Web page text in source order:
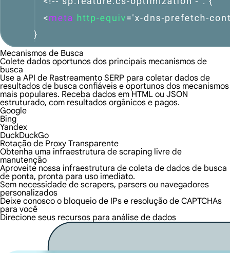
Mecanismos de Busca
Colete dados oportunos dos principais mecanismos de
busca
Use a API de Rastreamento SERP para coletar dados de
resultados de busca confiáveis e oportunos dos mecanismos
mais populares. Receba dados em HTML ou JSON
estruturado, com resultados orgânicos e pagos.
Google
Bing
Yandex
DuckDuckGo
Rotação de Proxy Transparente
Obtenha uma infraestrutura de scraping livre de
manutenção
Aproveite nossa infraestrutura de coleta de dados de busca
de ponta, pronta para uso imediato.
Sem necessidade de scrapers, parsers ou navegadores
personalizados
Deixe conosco o bloqueio de IPs e resolução de CAPTCHAs
para você
Direcione seus recursos para análise de dados